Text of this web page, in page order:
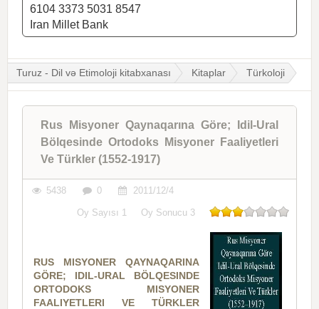
6104 3373 5031 8547
Iran Millet Bank
Turuz - Dil və Etimoloji kitabxanası Kitaplar Türkoloji
Rus Misyoner Qaynaqarına Göre; Idil-Ural
Bölqesinde Ortodoks Misyoner Faaliyetleri
Ve Türkler (1552-1917)
5438 0 2011/12/4
Oy Sayısı 1 Oy Sonucu 3
RUS MISYONER QAYNAQARINA
GÖRE; IDIL-URAL BÖLQESINDE
ORTODOKS MISYONER
FAALIYETLERI VE TÜRKLER